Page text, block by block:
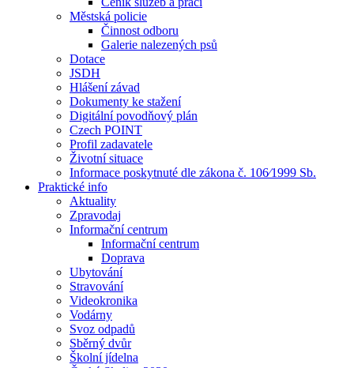
Městská policie
Činnost odboru
Galerie nalezených psů
Dotace
JSDH
Hlášení závad
Dokumenty ke stažení
Digitální povodňový plán
Czech POINT
Profil zadavatele
Životní situace
Informace poskytnuté dle zákona č. 106⁄1999 Sb.
Praktické info
Aktuality
Zpravodaj
Informační centrum
Informační centrum
Doprava
Ubytování
Stravování
Videokronika
Vodárny
Svoz odpadů
Sběrný dvůr
Školní jídelna